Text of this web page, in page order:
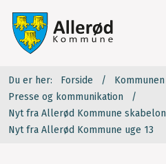
Du er her: Forside
Kommunen
Presse og kommunikation
Nyt fra Allerød Kommune skabelon
Nyt fra Allerød Kommune uge 13